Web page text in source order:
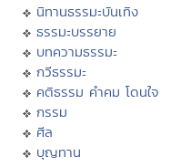
นิทานธรรมะบันเทิง
ธรรมะบรรยาย
บทความธรรมะ
กวีธรรมะ
คติธรรม คำคม โดนใจ
กรรม
ศีล
บุญทาน